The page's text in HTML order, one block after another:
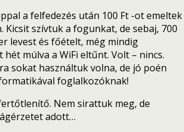
a felfedezés után 100 Ft -ot emeltek
Kicsit szívtuk a fogunkat, de sebaj, 700
levest és főételt, még mindig
hét múlva a WiFi eltűnt. Volt – nincs.
sokat használtuk volna, de jó poén
foglalkozóknak!
Nem sirattuk meg, de
adott…